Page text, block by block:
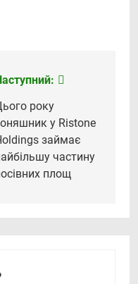
року
у Ristone
займає
частину
площ